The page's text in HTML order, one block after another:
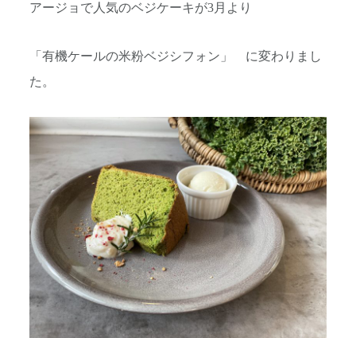
アージョで人気のベジケーキが3月より
「有機ケールの米粉ベジシフォン」 に変わりまし
た。